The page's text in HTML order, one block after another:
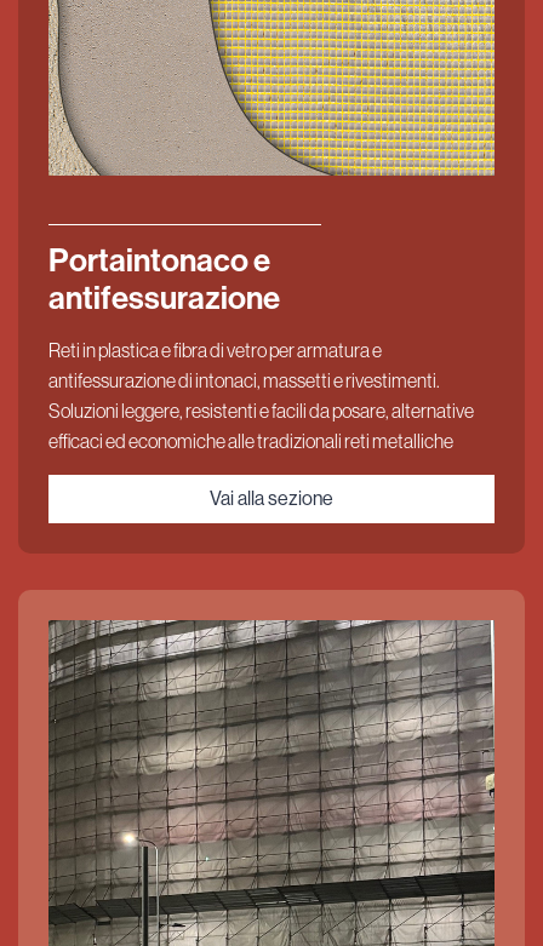
Portaintonaco e
antifessurazione
Reti in plastica e fibra di vetro per armatura e
antifessurazione di intonaci, massetti e rivestimenti.
Soluzioni leggere, resistenti e facili da posare, alternative
efficaci ed economiche alle tradizionali reti metalliche
Vai alla sezione